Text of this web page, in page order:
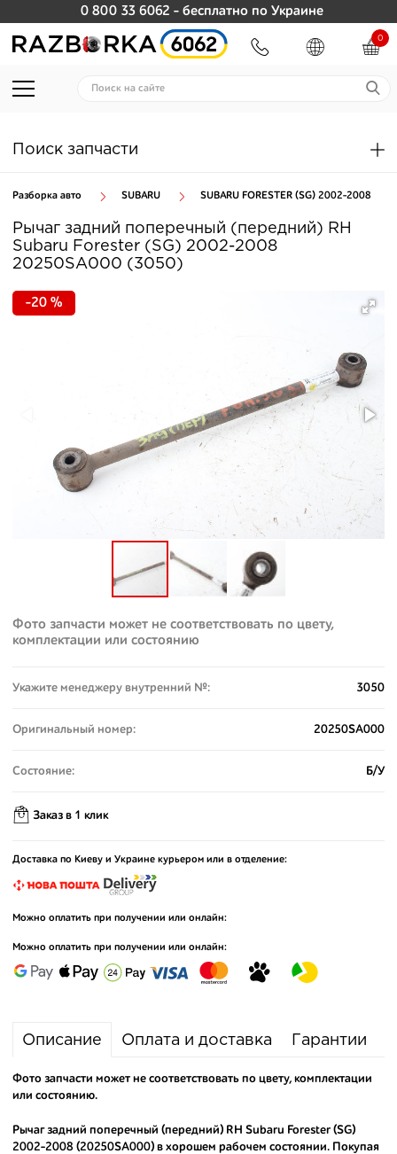
0 800 33 6062 - бесплатно по Украине
0
Поиск запчасти
Разборка авто SUBARU SUBARU FORESTER (SG) 2002-2008
Рычаг задний поперечный (передний) RH
Subaru Forester (SG) 2002-2008
20250SA000 (3050)
-20 %
Фото запчасти может не соответствовать по цвету,
комплектации или состоянию
Укажите менеджеру внутренний №: 3050
Оригинальный номер: 20250SA000
Состояние: Б/У
Заказ в 1 клик
Доставка по Киеву и Украине курьером или в отделение:
Можно оплатить при получении или онлайн:
Можно оплатить при получении или онлайн:
Описание Оплата и доставка Гарантии
Фото запчасти может не соответствовать по цвету, комплектации
или состоянию.
Рычаг задний поперечный (передний) RH Subaru Forester (SG)
2002-2008 (20250SA000) в хорошем рабочем состоянии. Покупая